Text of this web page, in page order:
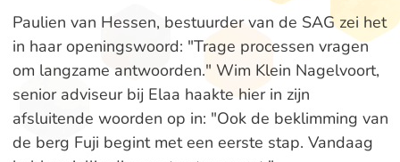
Paulien van Hessen, bestuurder van de SAG zei het
in haar openingswoord: "Trage processen vragen
om langzame antwoorden." Wim Klein Nagelvoort,
senior adviseur bij Elaa haakte hier in zijn
afsluitende woorden op in: "Ook de beklimming van
de berg Fuji begint met een eerste stap. Vandaag